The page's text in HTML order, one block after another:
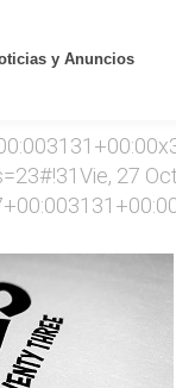
y Anuncios
27